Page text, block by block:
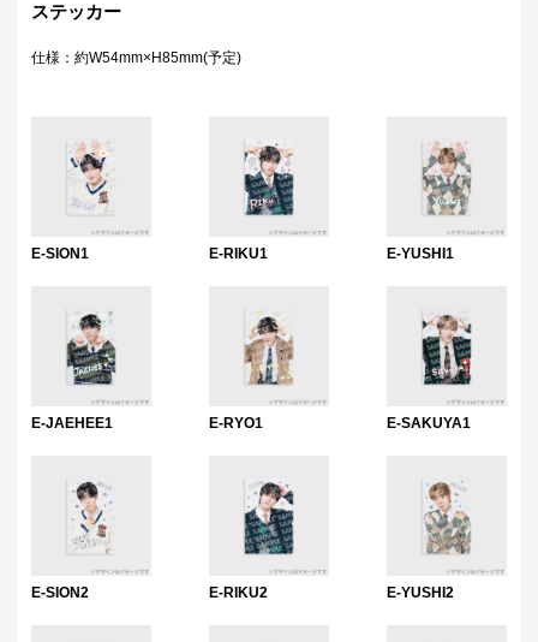
ステッカー
仕様：約W54mm×H85mm(予定)
E-SION1 E-RIKU1 E-YUSHI1
E-JAEHEE1 E-RYO1 E-SAKUYA1
E-SION2 E-RIKU2 E-YUSHI2